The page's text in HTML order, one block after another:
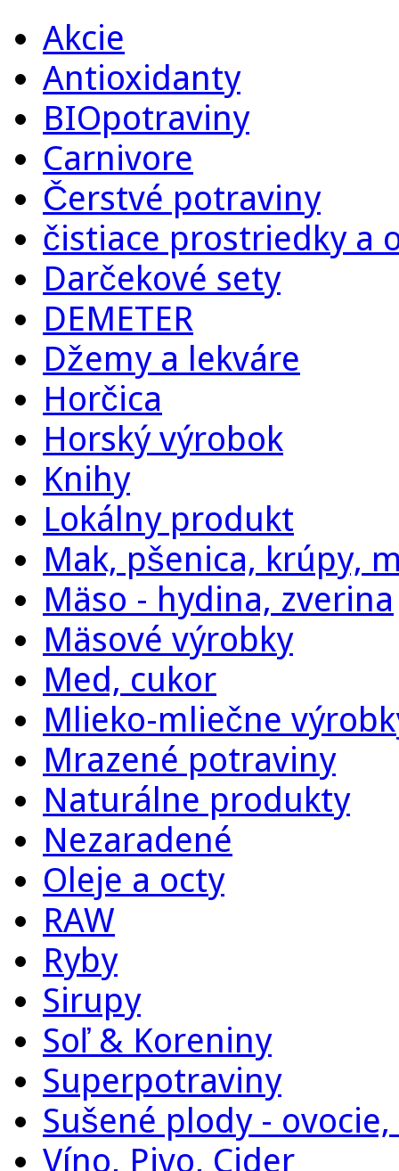
Akcie
Antioxidanty
BIOpotraviny
Carnivore
Čerstvé potraviny
čistiace prostriedky a
Darčekové sety
DEMETER
Džemy a lekváre
Horčica
Horský výrobok
Knihy
Lokálny produkt
Mak, pšenica, krúpy,
Mäso - hydina, zverina
Mäsové výrobky
Med, cukor
Mlieko-mliečne
Mrazené potraviny
Naturálne produkty
Nezaradené
Oleje a octy
RAW
Ryby
Sirupy
Soľ & Koreniny
Superpotraviny
Sušené plody -
Víno, Pivo, Cider